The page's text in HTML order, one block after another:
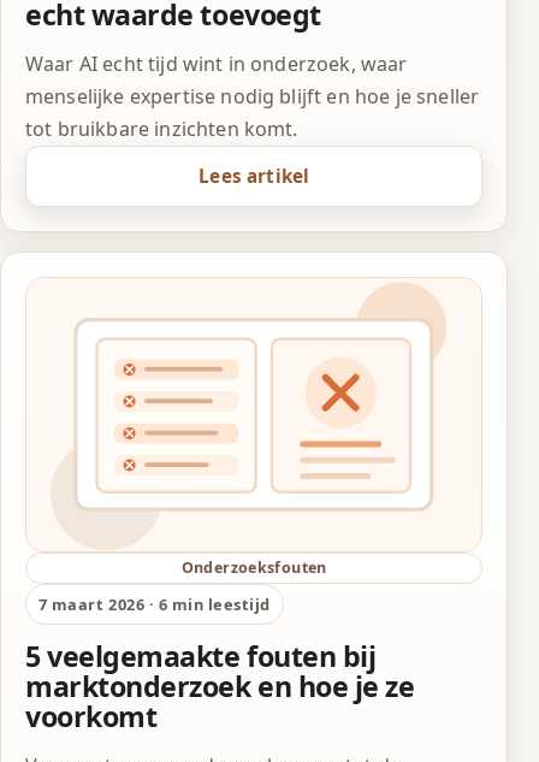
echt waarde toevoegt
Waar AI echt tijd wint in onderzoek, waar
menselijke expertise nodig blijft en hoe je sneller
tot bruikbare inzichten komt.
Lees artikel
Onderzoeksfouten
7 maart 2026 · 6 min leestijd
5 veelgemaakte fouten bij
marktonderzoek en hoe je ze
voorkomt